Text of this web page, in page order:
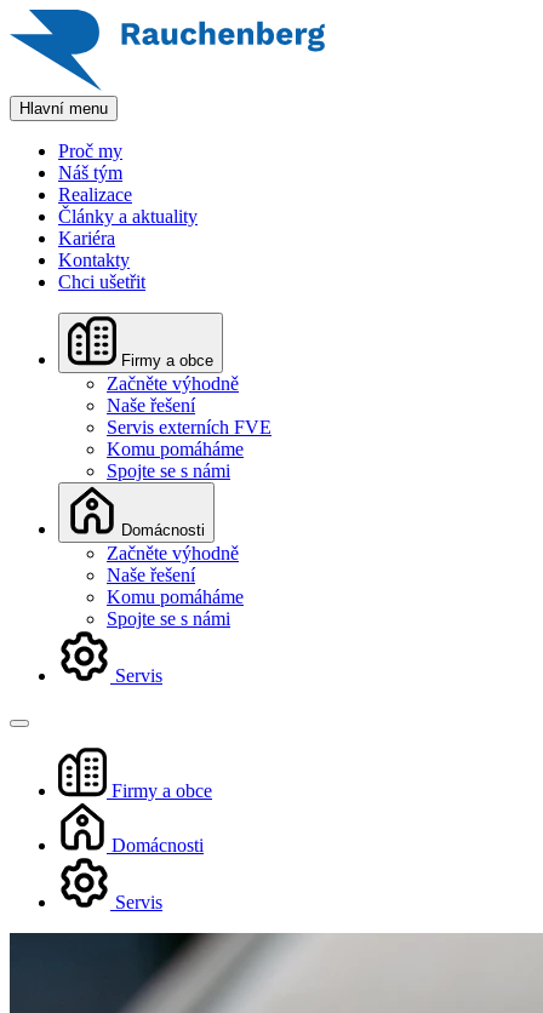
Hlavní menu
Proč my
Náš tým
Realizace
Články a aktuality
Kariéra
Kontakty
Chci ušetřit
Firmy a obce
Začněte výhodně
Naše řešení
Servis externích FVE
Komu pomáháme
Spojte se s námi
Domácnosti
Začněte výhodně
Naše řešení
Komu pomáháme
Spojte se s námi
Servis
Firmy a obce
Domácnosti
Servis